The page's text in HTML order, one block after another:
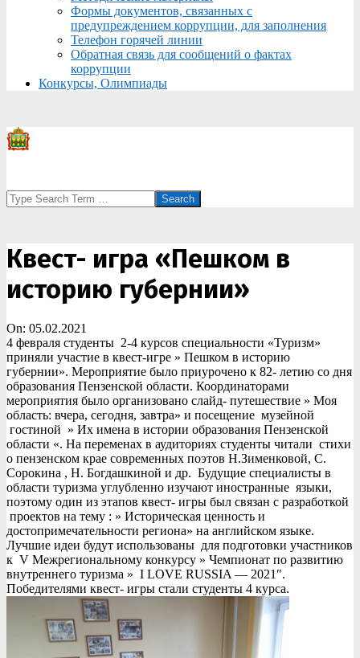
Формы документов, связанных с
предупреждением коррупции, для заполнения
Телефон горячей линии
Обратная связь для сообщений о фактах
коррупции
Конкурсы, Олимпиады
Search
Квест- игра «Пешком в
историю губернии»
On: 05.02.2021
4 февраля студенты 2-4 курсов специальности «Туризм»
приняли участие в квест-игре » Пешком в историю
губернии». Мероприятие было приурочено к 82- летию со дня
образования Пензенской области. Координаторами
мероприятия было организовано слайд- путешествие » Моя
область: вчера, сегодня, завтра» и посещение музейной
гостиной » Их имена в истории образования Пензенской
области «. На переменах в аудиториях студенты читали стихи
о пензенском крае современных поэтов Н.Зименковой, С.
Сорокина , Н. Богдашкиной и др. Будущие специалисты в
области туризма углубленно изучают иностранные языки,
поэтому один из этапов квест- игры был связан с разработкой
проектов на тему : » Историческая ценность и
достопримечательности региона» на английском языке.
Лучшие идеи будут использованы для подготовки участников
к V Межрегиональному конкурсу » Чемпионат по развитию
внутреннего туризма » I LOVE RUSSIA — 2021″.
Победителями квест- игры стали студенты 4 курса.